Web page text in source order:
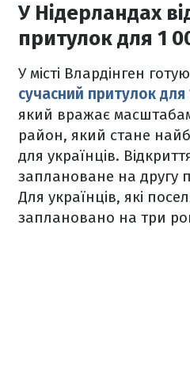
У Нідерландах
притулок для 1
У місті Влардінген
сучасний притулок
який вражає
район, який стане
для українців.
заплановане на другу
Для українців, які
заплановано на три